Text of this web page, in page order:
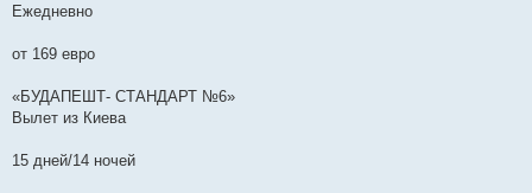
Ежедневно
от 169 евро
«БУДАПЕШТ- СТАНДАРТ №6»
Вылет из Киева
15 дней/14 ночей